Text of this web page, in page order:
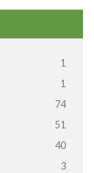
1
1
74
51
40
3